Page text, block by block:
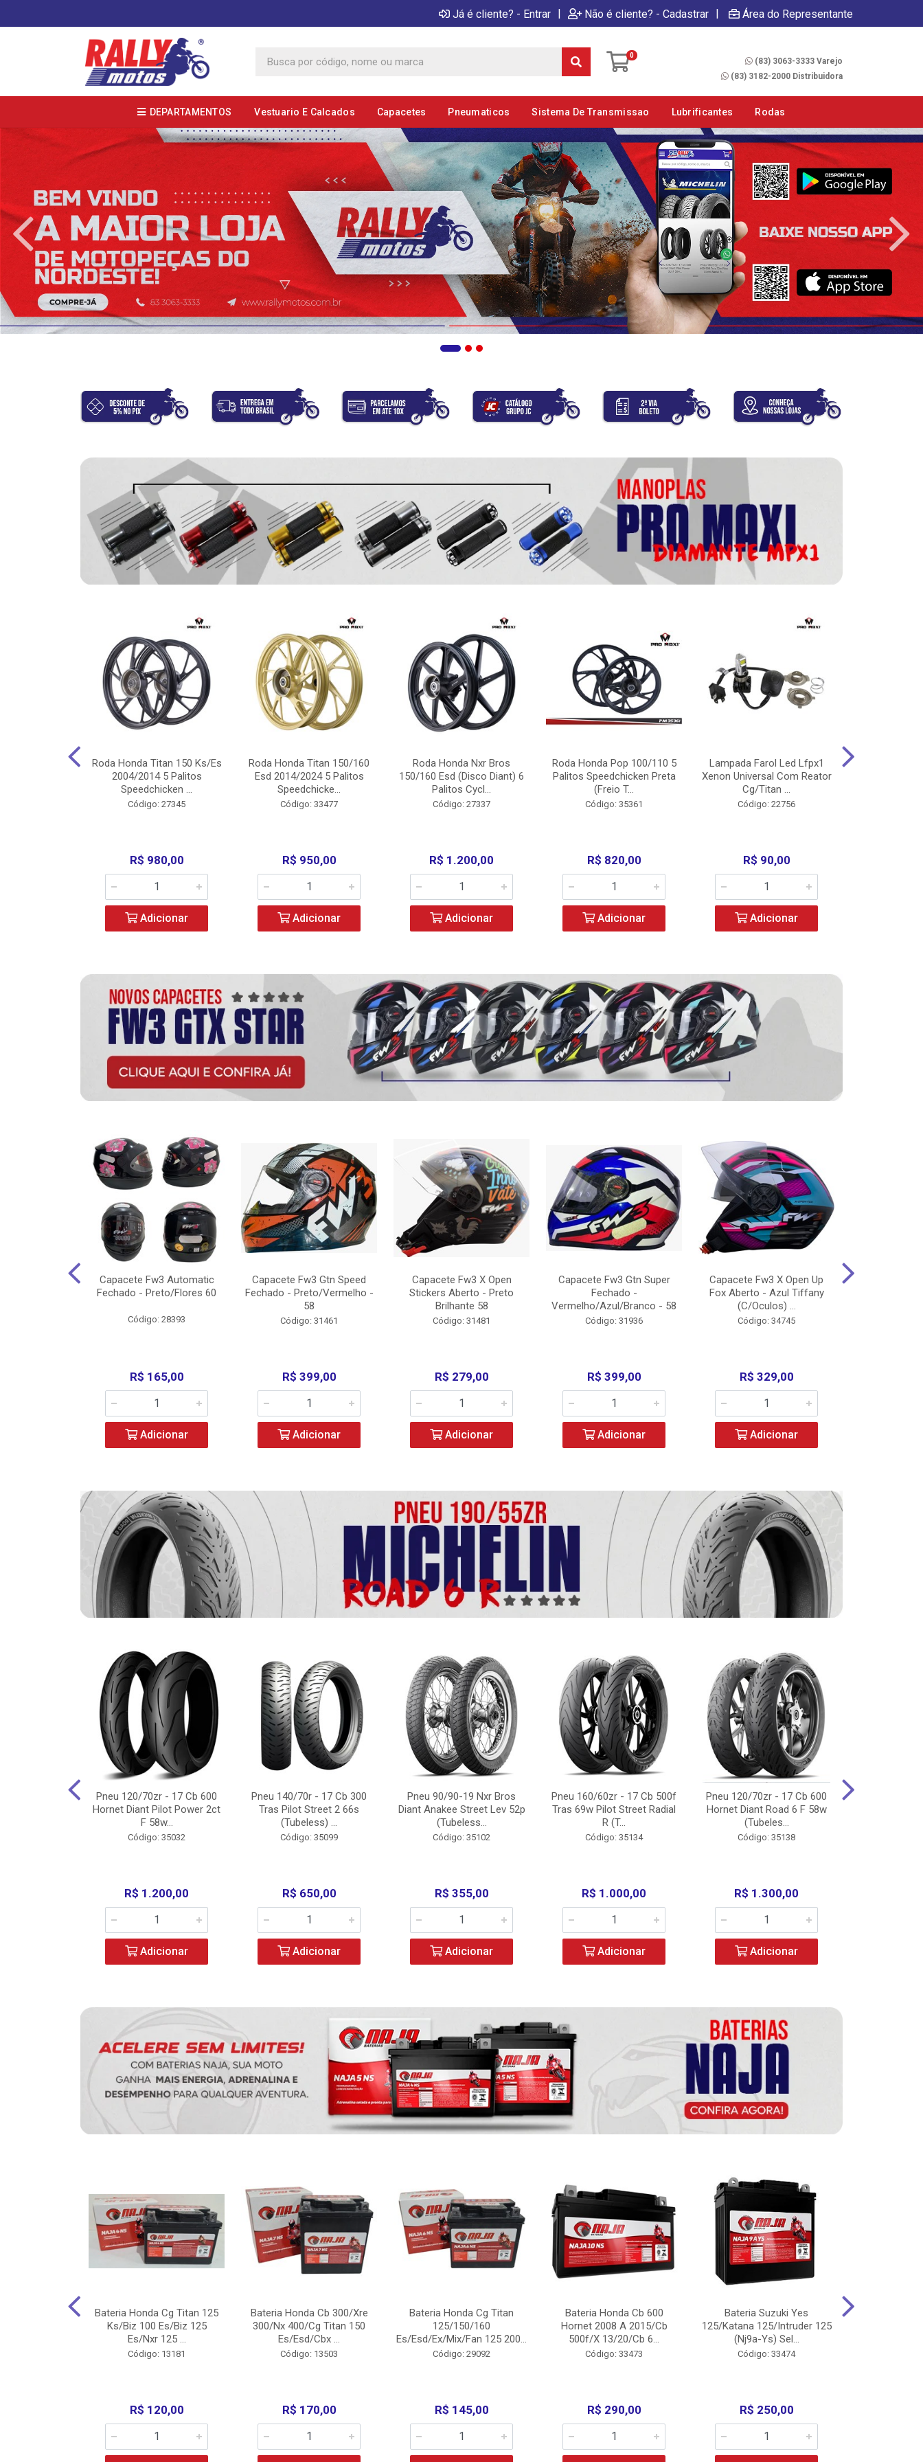
Já é cliente? - Entrar | Não é cliente? - Cadastrar | Área do Representante
0
(83) 3063-3333 Varejo
(83) 3182-2000 Distribuidora
DEPARTAMENTOS Vestuario E Calcados Capacetes Pneumaticos Sistema De Transmissao Lubrificantes Rodas
Roda Honda Titan 150 Ks/Es
2004/2014 5 Palitos
Speedchicken ...
Código: 27345
R$ 980,00
Adicionar
Roda Honda Titan 150/160
Esd 2014/2024 5 Palitos
Speedchicke...
Código: 33477
R$ 950,00
Adicionar
Roda Honda Nxr Bros
150/160 Esd (Disco Diant) 6
Palitos Cycl...
Código: 27337
R$ 1.200,00
Adicionar
Roda Honda Pop 100/110 5
Palitos Speedchicken Preta
(Freio T...
Código: 35361
R$ 820,00
Adicionar
Lampada Farol Led Lfpx1
Xenon Universal Com Reator
Cg/Titan ...
Código: 22756
R$ 90,00
Adicionar
Capacete Fw3 Automatic
Fechado - Preto/Flores 60
Código: 28393
R$ 165,00
Adicionar
Capacete Fw3 Gtn Speed
Fechado - Preto/Vermelho -
58
Código: 31461
R$ 399,00
Adicionar
Capacete Fw3 X Open
Stickers Aberto - Preto
Brilhante 58
Código: 31481
R$ 279,00
Adicionar
Capacete Fw3 Gtn Super
Fechado -
Vermelho/Azul/Branco - 58
Código: 31936
R$ 399,00
Adicionar
Capacete Fw3 X Open Up
Fox Aberto - Azul Tiffany
(C/Oculos) ...
Código: 34745
R$ 329,00
Adicionar
Pneu 120/70zr - 17 Cb 600
Hornet Diant Pilot Power 2ct
F 58w...
Código: 35032
R$ 1.200,00
Adicionar
Pneu 140/70r - 17 Cb 300
Tras Pilot Street 2 66s
(Tubeless) ...
Código: 35099
R$ 650,00
Adicionar
Pneu 90/90-19 Nxr Bros
Diant Anakee Street Lev 52p
(Tubeless...
Código: 35102
R$ 355,00
Adicionar
Pneu 160/60zr - 17 Cb 500f
Tras 69w Pilot Street Radial
R (T...
Código: 35134
R$ 1.000,00
Adicionar
Pneu 120/70zr - 17 Cb 600
Hornet Diant Road 6 F 58w
(Tubeles...
Código: 35138
R$ 1.300,00
Adicionar
Bateria Honda Cg Titan 125
Ks/Biz 100 Es/Biz 125
Es/Nxr 125 ...
Código: 13181
R$ 120,00
Bateria Honda Cb 300/Xre
300/Nx 400/Cg Titan 150
Es/Esd/Cbx ...
Código: 13503
R$ 170,00
Bateria Honda Cg Titan
125/150/160
Es/Esd/Ex/Mix/Fan 125 200...
Código: 29092
R$ 145,00
Bateria Honda Cb 600
Hornet 2008 A 2015/Cb
500f/X 13/20/Cb 6...
Código: 33473
R$ 290,00
Bateria Suzuki Yes
125/Katana 125/Intruder 125
(Nj9a-Ys) Sel...
Código: 33474
R$ 250,00